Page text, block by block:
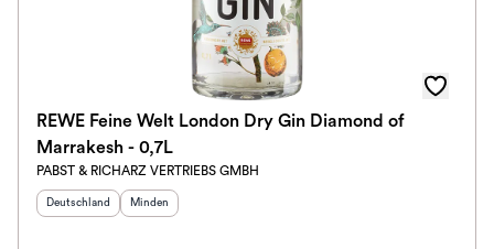
REWE Feine Welt London Dry Gin Diamond of
Marrakesh - 0,7L
PABST & RICHARZ VERTRIEBS GMBH
Herkunftsland
Deutschland Herkunftsregion
Minden